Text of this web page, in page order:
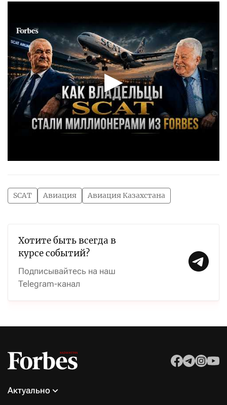
SCAT Авиация Авиация Казахстана
Хотите быть всегда в
курсе событий?
Подписывайтесь на наш
Telegram-канал
Актуально